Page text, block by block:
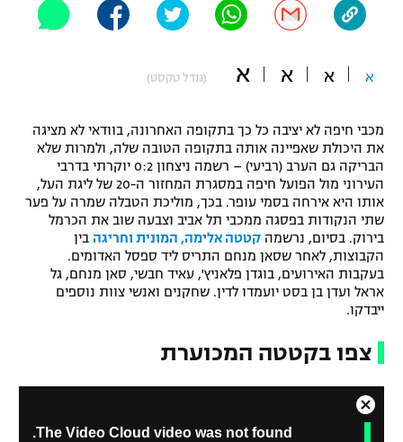
"מחצית בשכונה" – פודקאסט
משתתפים וזוכים בפרסים
תקנון משתתפים וזוכים בפרסים
תקנון עבור פעילות אלקטרה
תקנון עבור פעילות ספורט 1 – "מרלן"
טניס
גיימינג E-Sports
תנאי שימוש
רשיון להקרנה פומבית לבית עסק
ספורט מוטורי
כדורמים
פוטבול אמריקאי NFL
בייסבול MLB
ספורט אתגרי ואקסטרים
אומנויות לחימה
א א א א (גודל טקסט)
מכבי חיפה לא יציבה כל כך בתקופה האחרונה, בוודאי לא מציגה
את היכולת שאפיינה אותה בתקופה הטובה שלה, ולמרות שלא
הבריקה גם הערב (רביעי) – רשמה ניצחון 0:2 יוקרתי בדרבי
העירוני מול הפועל חיפה במסגרת המחזור ה-20 של ליגת העל,
אותו היא אירחה בסמי עופר. בכך, מוליכת הטבלה שמרה על פער
שתי הנקודות בפסגה ממכבי תל אביב וצבעה שוב את הכרמל
בירוק. בסיום, נרשמה קטטה אלימה, המונית וחריגה בין
הקבוצות, לאחר שסאן מנחם התריס ליד ספסל האדומים.
בעקבות האירועים, בוגדן פלאניץ', עאיד חבשי, סאן מנחם, גל
אראל ועדן בן בסט יועמדו לדין. שחקנים ואנשי צוות נוספים
ייבדקו.
צפו בקטטה המכוערת
The Video Cloud video was not found.
C